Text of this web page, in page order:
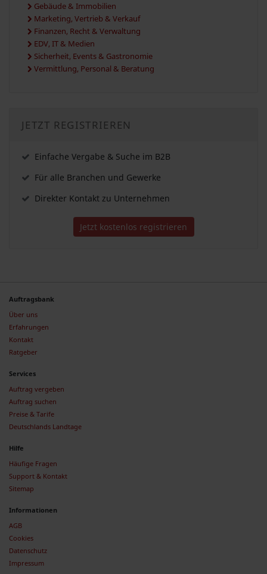
Gebäude & Immobilien
Marketing, Vertrieb & Verkauf
Finanzen, Recht & Verwaltung
EDV, IT & Medien
Sicherheit, Events & Gastronomie
Vermittlung, Personal & Beratung
JETZT REGISTRIEREN
Einfache Vergabe & Suche im B2B
Für alle Branchen und Gewerke
Direkter Kontakt zu Unternehmen
Jetzt kostenlos registrieren
Auftragsbank
Über uns
Erfahrungen
Kontakt
Ratgeber
Services
Auftrag vergeben
Auftrag suchen
Preise & Tarife
Deutschlands Landtage
Hilfe
Häufige Fragen
Support & Kontakt
Sitemap
Informationen
AGB
Cookies
Datenschutz
Impressum